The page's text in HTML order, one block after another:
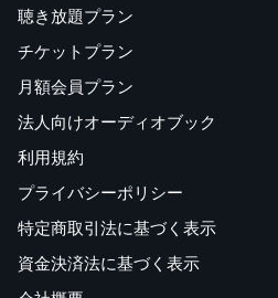
聴き放題プラン
チケットプラン
月額会員プラン
法人向けオーディオブック
利用規約
プライバシーポリシー
特定商取引法に基づく表示
資金決済法に基づく表示